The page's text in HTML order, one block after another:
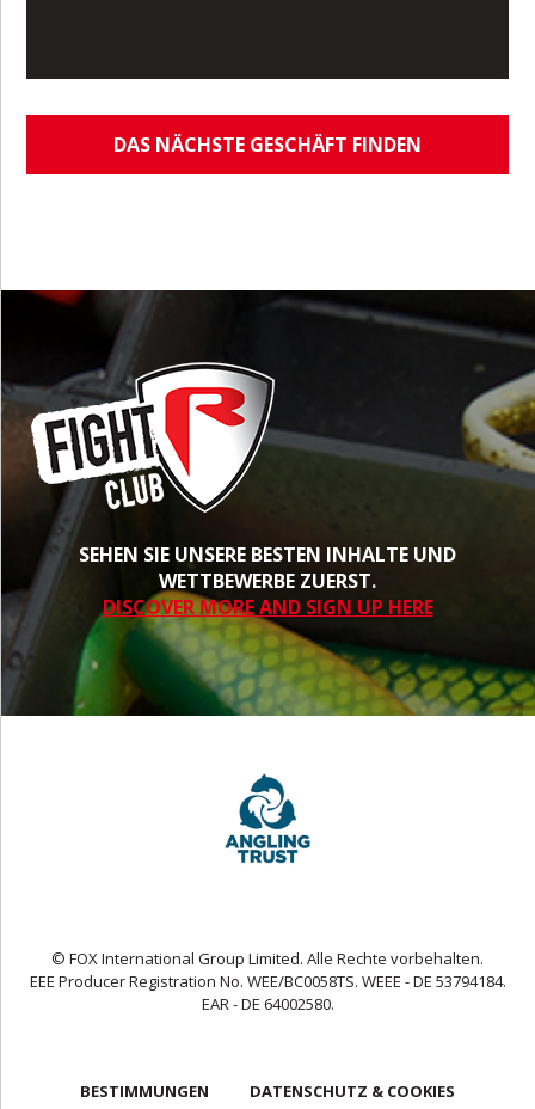
DAS NÄCHSTE GESCHÄFT FINDEN
SEHEN SIE UNSERE BESTEN INHALTE UND
WETTBEWERBE ZUERST.
DISCOVER MORE AND SIGN UP HERE
© FOX International Group Limited. Alle Rechte vorbehalten.
EEE Producer Registration No. WEE/BC0058TS. WEEE - DE 53794184.
EAR - DE 64002580.
BESTIMMUNGEN DATENSCHUTZ & COOKIES